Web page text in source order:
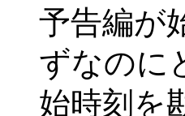
予告編が
ずなのに
始時刻を